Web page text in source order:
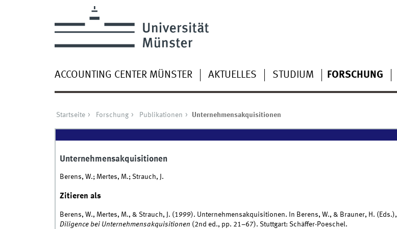
ACCOUNTING CENTER MÜNSTER AKTUELLES STUDIUM FORSCHUNG
Startseite Forschung Publikationen Unternehmensakquisitionen
Unternehmensakquisitionen
Berens, W.; Mertes, M.; Strauch, J.
Zitieren als
Berens, W., Mertes, M., & Strauch, J. (1999). Unternehmensakquisitionen. In Berens, W., & Brauner, H. (Eds.),
Diligence bei Unternehmensakquisitionen (2nd ed., pp. 21–67). Stuttgart: Schäffer-Poeschel.